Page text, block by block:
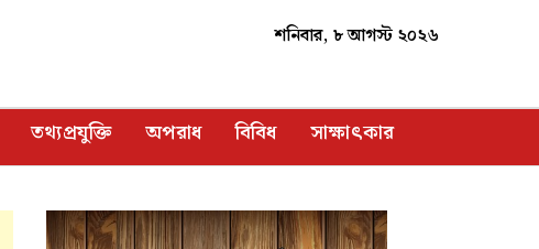
শনিবার, ৮ আগস্ট ২০২৬
তথ্যপ্রযুক্তি অপরাধ বিবিধ সাক্ষাৎকার